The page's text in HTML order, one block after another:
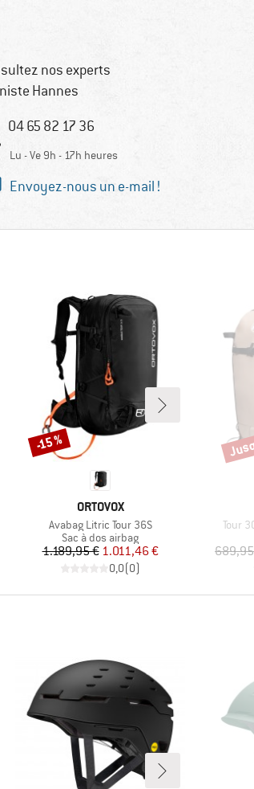
nos experts
Hannes
04 65 82 17 36
Lu - Ve 9h - 17h heures
Envoyez-nous un e-mail !
MARQUE
ORTOVOX
Article
Avabag Litric Tour 36S
Product group
Sac à dos airbag
Prix
1.189,95 €Prix réduit
1.011,46 €
0,0(0)
Remise
-15 %
Article
Tour